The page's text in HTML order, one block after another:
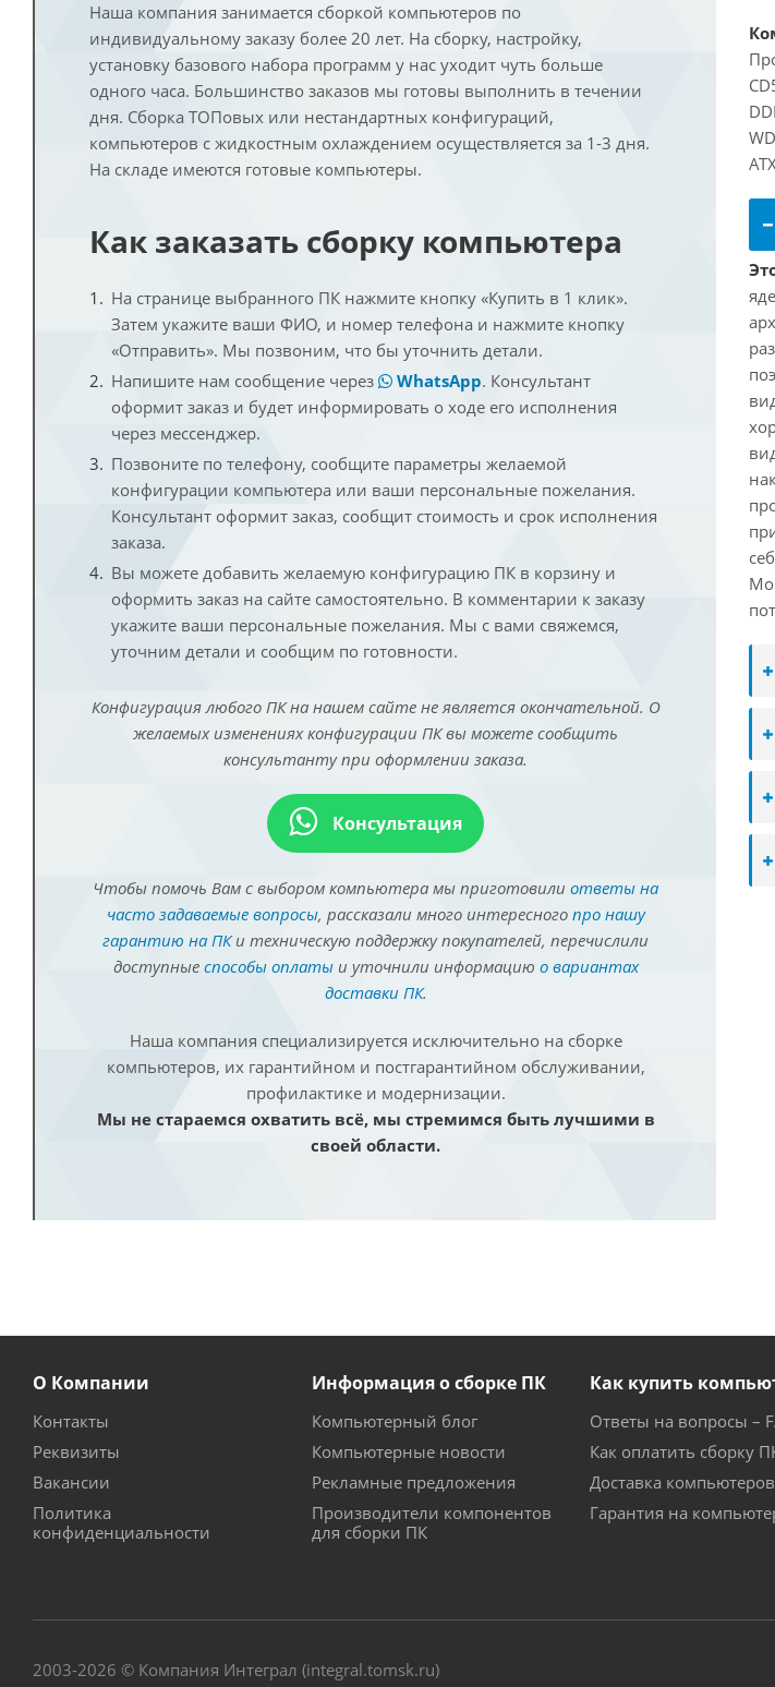
Наша компания занимается сборкой компьютеров по
индивидуальному заказу более 20 лет. На сборку, настройку,
установку базового набора программ у нас уходит чуть больше
одного часа. Большинство заказов мы готовы выполнить в течении
дня. Сборка ТОПовых или нестандартных конфигураций,
компьютеров с жидкостным охлаждением осуществляется за 1-3 дня.
На складе имеются готовые компьютеры.
Как заказать сборку компьютера
На странице выбранного ПК нажмите кнопку «Купить в 1 клик».
Затем укажите ваши ФИО, и номер телефона и нажмите кнопку
«Отправить». Мы позвоним, что бы уточнить детали.
Напишите нам сообщение через
WhatsApp. Консультант
оформит заказ и будет информировать о ходе его исполнения
через мессенджер.
Позвоните по телефону, сообщите параметры желаемой
конфигурации компьютера или ваши персональные пожелания.
Консультант оформит заказ, сообщит стоимость и срок исполнения
заказа.
Вы можете добавить желаемую конфигурацию ПК в корзину и
оформить заказ на сайте самостоятельно. В комментарии к заказу
укажите ваши персональные пожелания. Мы с вами свяжемся,
уточним детали и сообщим по готовности.
Конфигурация любого ПК на нашем сайте не является окончательной. О
желаемых изменениях конфигурации ПК вы можете сообщить
консультанту при оформлении заказа.
Консультация
Чтобы помочь Вам с выбором компьютера мы приготовили ответы на
часто задаваемые вопросы, рассказали много интересного про нашу
гарантию на ПКи техническую поддержку покупателей, перечислили
доступные способы оплатыи уточнили информацию о вариантах
доставки ПК.
Наша компания специализируется исключительно на сборке
компьютеров, их гарантийном и постгарантийном обслуживании,
профилактике и модернизации.
Мы не стараемся охватить всё, мы стремимся быть лучшими в
своей области.
О Компании
Контакты
Реквизиты
Вакансии
Политика
конфиденциальности
Информация о сборке ПК
Компьютерный блог
Компьютерные новости
Рекламные предложения
Производители компонентов
для сборки ПК
Как купить
Ответы на вопросы –
Как оплатить сборку
Доставка компьютеров
Гарантия на
2003-2026 © Компания Интеграл (integral.tomsk.ru)